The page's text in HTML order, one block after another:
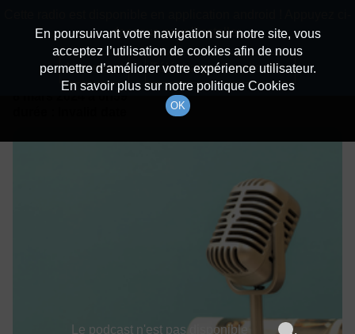
Détails De L'épisode
à 6h59
En poursuivant votre navigation sur notre site, vous
acceptez l’utilisation de cookies afin de nous
permettre d’améliorer votre expérience utilisateur.
En savoir plus sur notre politique Cookies
OK
dessous pour l'installer.
Non merci Télécharger l'application
Le podcast n'est pas disponible